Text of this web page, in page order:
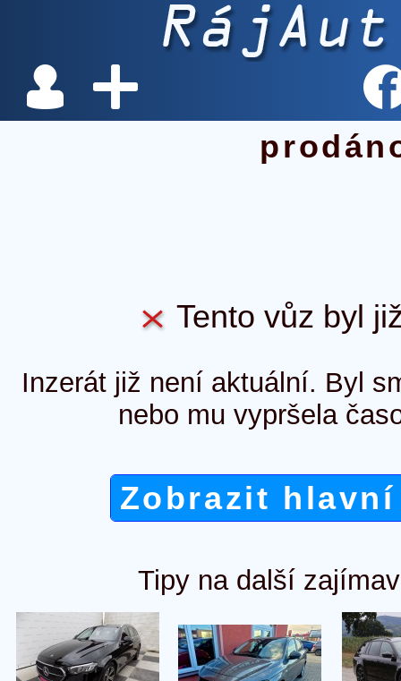
Tento vůz byl
Inzerát již není aktuální. Byl
nebo mu vypršela
Zobrazit
Tipy na další